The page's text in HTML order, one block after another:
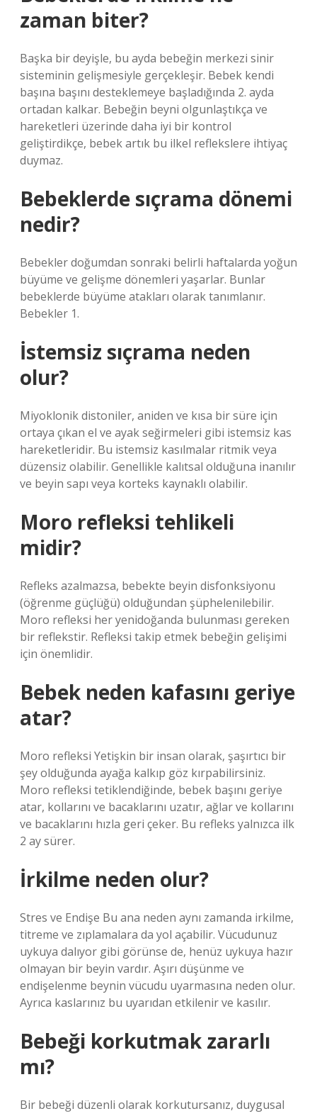
zaman biter?
Başka bir deyişle, bu ayda bebeğin merkezi sinir
sisteminin gelişmesiyle gerçekleşir. ‌Bebek kendi
başına başını desteklemeye başladığında 2. ayda
ortadan kalkar. Bebeğin beyni olgunlaştıkça ve
hareketleri üzerinde daha iyi bir kontrol
geliştirdikçe, bebek artık bu ilkel reflekslere ihtiyaç
duymaz.
Bebeklerde sıçrama dönemi
nedir?
Bebekler doğumdan sonraki belirli haftalarda yoğun
büyüme ve gelişme dönemleri yaşarlar. Bunlar
bebeklerde büyüme atakları olarak tanımlanır.
Bebekler 1.
İstemsiz sıçrama neden
olur?
Miyoklonik distoniler, aniden ve kısa bir süre için
ortaya çıkan el ve ayak seğirmeleri gibi istemsiz kas
hareketleridir. Bu istemsiz kasılmalar ritmik veya
düzensiz olabilir. Genellikle kalıtsal olduğuna inanılır
ve beyin sapı veya korteks kaynaklı olabilir.
Moro refleksi tehlikeli
midir?
Refleks azalmazsa, bebekte beyin disfonksiyonu
(öğrenme güçlüğü) olduğundan şüphelenilebilir.
Moro refleksi her yenidoğanda bulunması gereken
bir reflekstir. Refleksi takip etmek bebeğin gelişimi
için önemlidir.
Bebek neden kafasını geriye
atar?
Moro refleksi Yetişkin bir insan olarak, şaşırtıcı bir
şey olduğunda ayağa kalkıp göz kırpabilirsiniz.
Moro refleksi tetiklendiğinde, bebek başını geriye
atar, kollarını ve bacaklarını uzatır, ağlar ve kollarını
ve bacaklarını hızla geri çeker. Bu refleks yalnızca ilk
2 ay sürer.
İrkilme neden olur?
Stres ve Endişe Bu ana neden aynı zamanda irkilme,
titreme ve zıplamalara da yol açabilir. Vücudunuz
uykuya dalıyor gibi görünse de, henüz uykuya hazır
olmayan bir beyin vardır. Aşırı düşünme ve
endişelenme beynin vücudu uyarmasına neden olur.
Ayrıca kaslarınız bu uyarıdan etkilenir ve kasılır.
Bebeği korkutmak zararlı
mı?
Bir bebeği düzenli olarak korkutursanız, duygusal